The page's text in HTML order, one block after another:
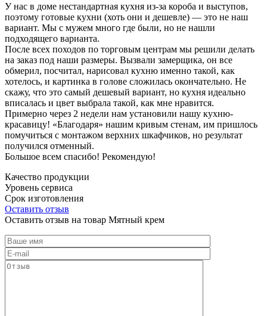
У нас в доме нестандартная кухня из-за короба и выступов,
поэтому готовые кухни (хоть они и дешевле) — это не наш
вариант. Мы с мужем много где были, но не нашли
подходящего варианта.
После всех походов по торговым центрам мы решили делать
на заказ под наши размеры. Вызвали замерщика, он все
обмерил, посчитал, нарисовал кухню именно такой, как
хотелось, и картинка в голове сложилась окончательно. Не
скажу, что это самый дешевый вариант, но кухня идеально
вписалась и цвет выбрала такой, как мне нравится.
Примерно через 2 недели нам установили нашу кухню-
красавицу! «Благодаря» нашим кривым стенам, им пришлось
помучиться с монтажом верхних шкафчиков, но результат
получился отменный.
Большое всем спасибо! Рекомендую!
Качество продукции
Уровень сервиса
Срок изготовления
Оставить отзыв
Оставить отзыв на товар Мятный крем